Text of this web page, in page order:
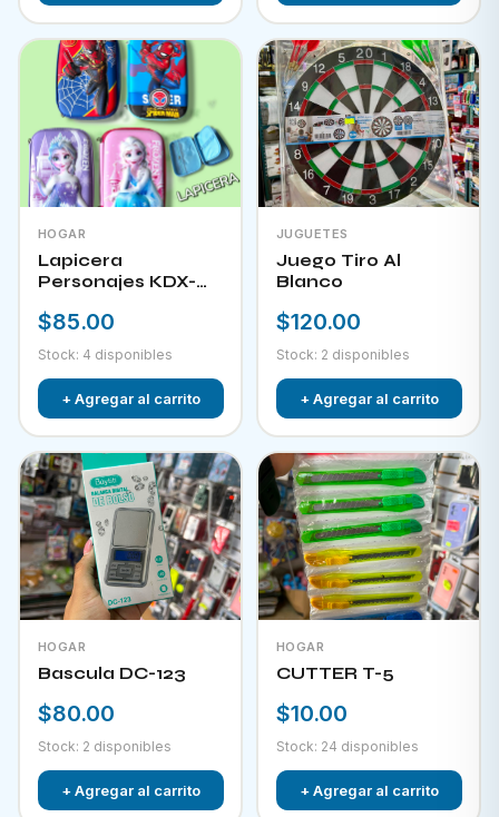
HOGAR
Lapicera
Personajes KDX-
$85.00
Stock: 4 disponibles
+ Agregar al carrito
JUGUETES
Juego Tiro Al
Blanco
$120.00
Stock: 2 disponibles
+ Agregar al carrito
HOGAR
Bascula DC-123
$80.00
Stock: 2 disponibles
+ Agregar al carrito
HOGAR
CUTTER T-5
$10.00
Stock: 24 disponibles
+ Agregar al carrito